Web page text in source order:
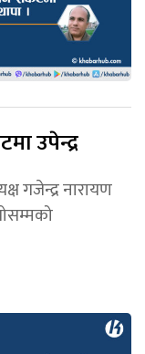
उपेन्द्र
गजेन्द्र नारायण